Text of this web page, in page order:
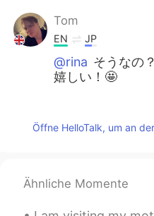
Tom
EN JP
@rina そうなの
嬉しい！🤩
JP EN
週末に僕は音楽
Öffne HelloTalk, um an
Ähnliche Momente